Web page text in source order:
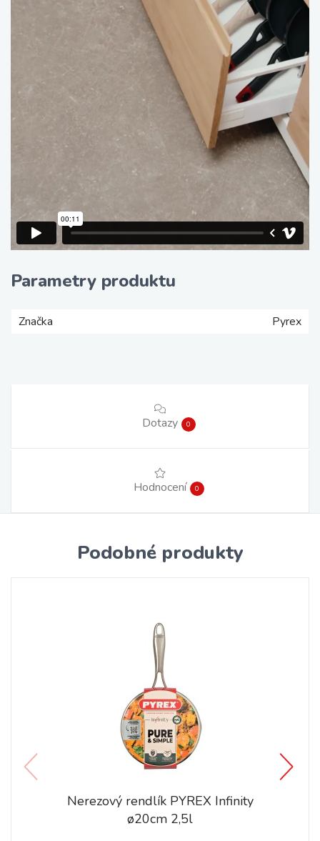
Parametry produktu
Značka Pyrex
Dotazy 0
Hodnocení 0
Podobné produkty
Nerezový rendlík PYREX Infinity
ø20cm 2,5l